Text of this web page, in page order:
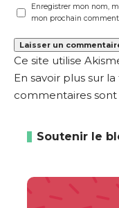
Enregistrer mon nom,
mon prochain
Ce site utilise
En savoir plus sur
commentaires sont
Soutenir le